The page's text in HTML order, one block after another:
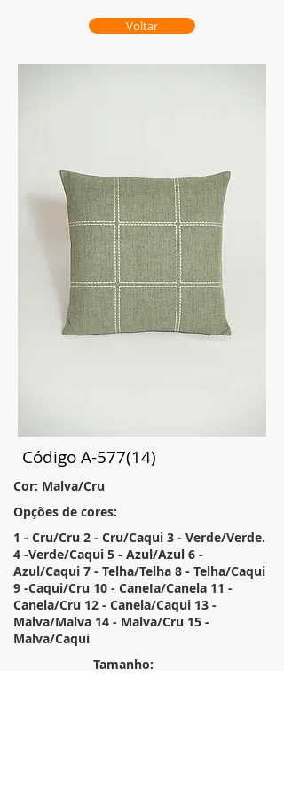
Voltar
Código A-577(14)
Cor: Malva/Cru
Opções de cores:
1 - Cru/Cru 2 - Cru/Caqui 3 - Verde/Verde.
4 -Verde/Caqui 5 - Azul/Azul 6 -
Azul/Caqui 7 - Telha/Telha 8 - Telha/Caqui
9 -Caqui/Cru 10 - CaneIa/Canela 11 -
Canela/Cru 12 - Canela/Caqui 13 -
Malva/Malva 14 - Malva/Cru 15 -
Malva/Caqui
Tamanho: